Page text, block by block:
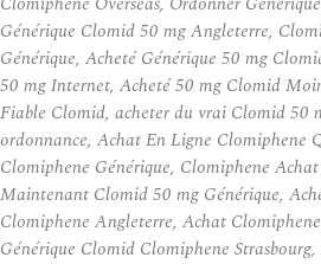
Générique Clomid 50 mg Angleterre,
Générique, Acheté Générique 50 mg
50 mg Internet, Acheté 50 mg Clomid
Fiable Clomid, acheter du vrai Clomid 50
ordonnance, Achat En Ligne Clomiphene
Clomiphene Générique, Clomiphene
Maintenant Clomid 50 mg Générique,
Clomiphene Angleterre, Achat
Générique Clomid Clomiphene